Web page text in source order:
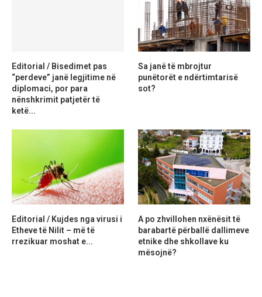
Editorial / Bisedimet pas
“perdeve” janë legjitime në
diplomaci, por para
nënshkrimit patjetër të
ketë...
Sa janë të mbrojtur
punëtorët e ndërtimtarisë
sot?
Editorial / Kujdes nga virusi i
Etheve të Nilit – më të
rrezikuar moshat e...
A po zhvillohen nxënësit të
barabartë përballë dallimeve
etnike dhe shkollave ku
mësojnë?